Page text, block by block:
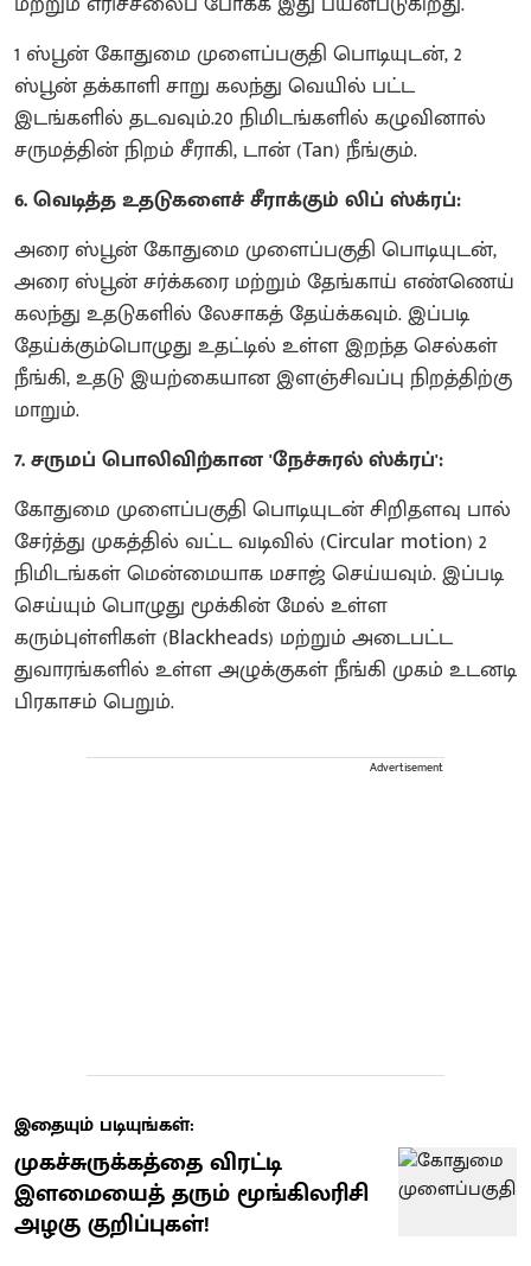
1 ஸ்பூன் கோதுமை முளைப்பகுதி பொடியுடன், 2
ஸ்பூன் தக்காளி சாறு கலந்து வெயில் பட்ட
இடங்களில் தடவவும்.20 நிமிடங்களில் கழுவினால்
சருமத்தின் நிறம் சீராகி, டான் (Tan) நீங்கும்.
6. வெடித்த உதடுகளைச் சீராக்கும் லிப் ஸ்க்ரப்:
அரை ஸ்பூன் கோதுமை முளைப்பகுதி பொடியுடன்,
அரை ஸ்பூன் சர்க்கரை மற்றும் தேங்காய் எண்ணெய்
கலந்து உதடுகளில் லேசாகத் தேய்க்கவும். இப்படி
தேய்க்கும்பொழுது உதட்டில் உள்ள இறந்த செல்கள்
நீங்கி, உதடு இயற்கையான இளஞ்சிவப்பு நிறத்திற்கு
மாறும்.
7. சருமப் பொலிவிற்கான 'நேச்சுரல் ஸ்க்ரப்':
கோதுமை முளைப்பகுதி பொடியுடன் சிறிதளவு பால்
சேர்த்து முகத்தில் வட்ட வடிவில் (Circular motion) 2
நிமிடங்கள் மென்மையாக மசாஜ் செய்யவும். இப்படி
செய்யும் பொழுது மூக்கின் மேல் உள்ள
கரும்புள்ளிகள் (Blackheads) மற்றும் அடைபட்ட
துவாரங்களில் உள்ள அழுக்குகள் நீங்கி முகம் உடனடி
பிரகாசம் பெறும்.
Advertisement
இதையும் படியுங்கள்:
முகச்சுருக்கத்தை விரட்டி
இளமையைத் தரும் மூங்கிலரிசி
அழகு குறிப்புகள்!